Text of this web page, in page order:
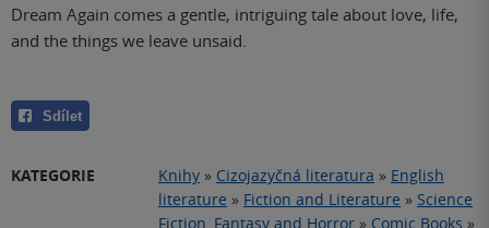
Dream Again comes a gentle, intriguing tale about love, life,
and the things we leave unsaid.
Sdílet
KATEGORIE Knihy » Cizojazyčná literatura » English
literature » Fiction and Literature » Science
Fiction, Fantasy and Horror » Comic Books »